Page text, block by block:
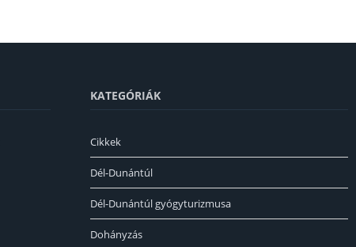
KATEGÓRIÁK
Cikkek
Dél-Dunántúl
Dél-Dunántúl gyógyturizmusa
Dohányzás